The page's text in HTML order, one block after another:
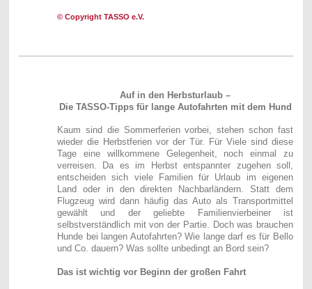
© Copyright TASSO e.V.
Auf in den Herbsturlaub –
Die TASSO-Tipps für lange Autofahrten mit dem Hund
Kaum sind die Sommerferien vorbei, stehen schon fast
wieder die Herbstferien vor der Tür. Für Viele sind diese
Tage eine willkommene Gelegenheit, noch einmal zu
verreisen. Da es im Herbst entspannter zugehen soll,
entscheiden sich viele Familien für Urlaub im eigenen
Land oder in den direkten Nachbarländern. Statt dem
Flugzeug wird dann häufig das Auto als Transportmittel
gewählt und der geliebte Familienvierbeiner ist
selbstverständlich mit von der Partie. Doch was brauchen
Hunde bei langen Autofahrten? Wie lange darf es für Bello
und Co. dauern? Was sollte unbedingt an Bord sein?
Das ist wichtig vor Beginn der großen Fahrt